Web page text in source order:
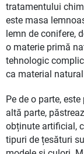
tratamentului
este masa
lemn de conifere,
o materie primă
tehnologic
ca material
Pe de o parte,
altă parte,
obținute artificial,
tipuri de țesături